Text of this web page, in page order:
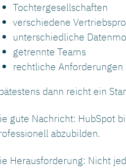
Tochtergesellschaften
verschiedene
unterschiedliche
getrennte Teams
rechtliche
dann reicht ein
gute Nachricht: HubSpot
abzubilden.
Herausforderung: Nicht